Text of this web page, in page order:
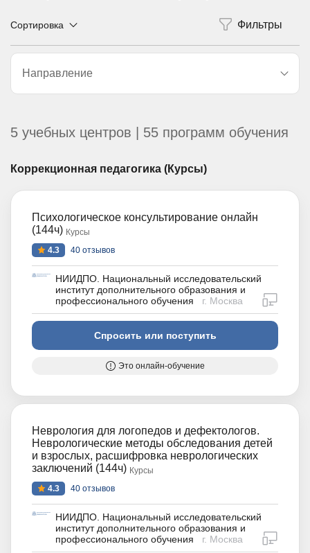
Направление
Сортировка
5 учебных центров | 55 программ обучения
Коррекционная педагогика (Курсы)
Психологическое консультирование онлайн
(144ч) Курсы
4.3
40 отзывов
НИИДПО. Национальный исследовательский
институт дополнительного образования и
профессионального обучения
г. Москва
Спросить или поступить
Это онлайн-обучение
Неврология для логопедов и дефектологов.
Неврологические методы обследования детей
и взрослых, расшифровка неврологических
заключений (144ч) Курсы
4.3
40 отзывов
НИИДПО. Национальный исследовательский
институт дополнительного образования и
профессионального обучения
г. Москва